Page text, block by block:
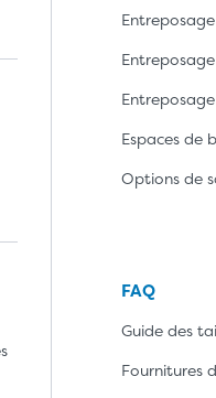
Google Playl'application
Espaces de
Options de
FAQ
Guide des
Fournitures